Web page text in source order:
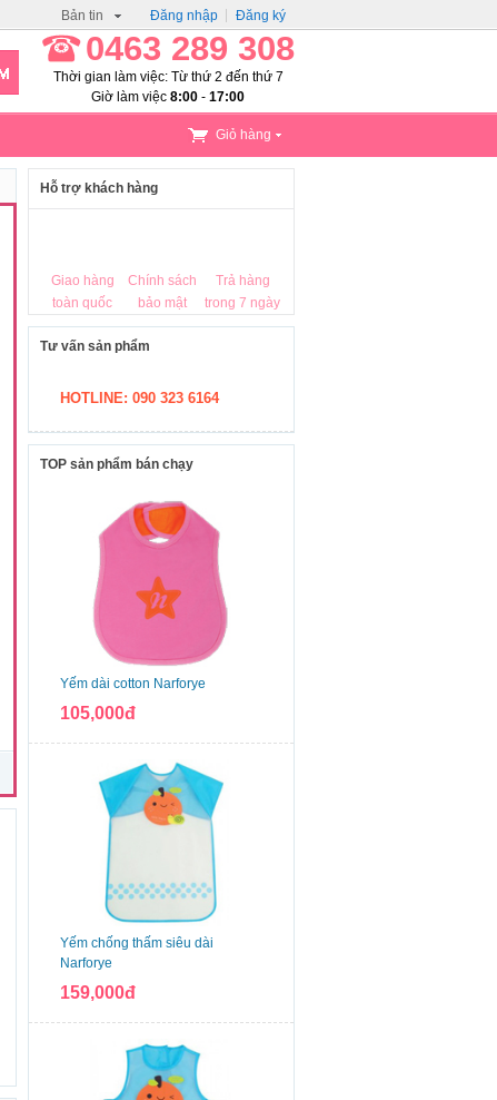
Đăng nhập Đăng ký
Bản tin
0463 289 308
Thời gian làm việc: Từ thứ 2 đến thứ 7
Giờ làm việc 8:00 - 17:00
Giỏ hàng
Hỗ trợ khách hàng
Giao hàng
toàn quốc
Chính sách
bảo mật
Trả hàng
trong 7 ngày
Tư vấn sản phẩm
HOTLINE: 090 323 6164
TOP sản phẩm bán chạy
Yếm dài cotton Narforye
105,000đ
Yếm chống thấm siêu dài
Narforye
159,000đ